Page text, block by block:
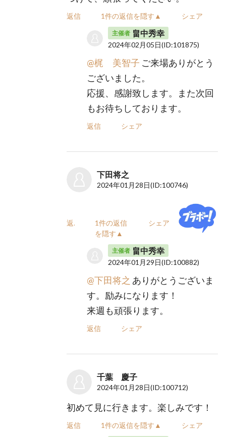
返信 1件の返信を隠す▲ シェア
主催者 畠中秀幸
2024年02月05日(ID:101875)
@梶 美智子 ご来場ありがとう
ございました。
応援、感謝致します。また次回
もお待ちしております。
返信 シェア
下田将之
2024年01月28日(ID:100746)
返信
1件の返信
を隠す▲
シェア
主催者 畠中秀幸
2024年01月29日(ID:100882)
@下田将之 ありがとうございま
す。励みになります！
来週も頑張ります。
返信 シェア
千葉 慶子
2024年01月28日(ID:100712)
初めて見に行きます。楽しみです！
返信 1件の返信を隠す▲ シェア